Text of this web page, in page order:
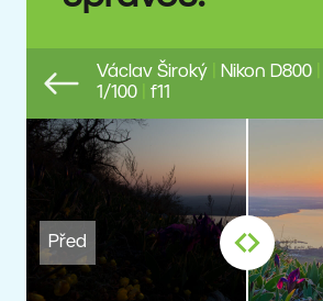
Previous
Václav Široký Nikon D800
1/100
f11